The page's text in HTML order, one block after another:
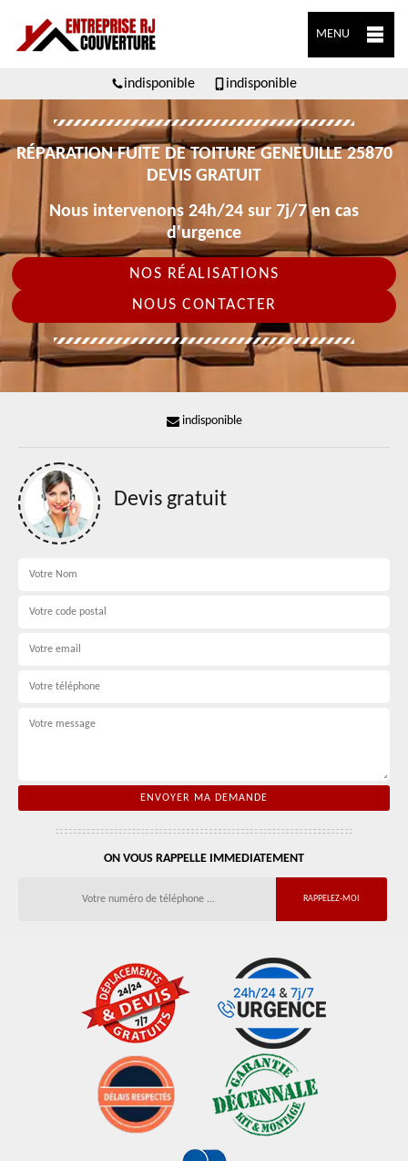
MENU
indisponible indisponible
RÉPARATION FUITE DE TOITURE GENEUILLE 25870
DEVIS GRATUIT
Nous intervenons 24h/24 sur 7j/7 en cas
d'urgence
NOS RÉALISATIONS
NOUS CONTACTER
indisponible
Devis gratuit
ON VOUS RAPPELLE IMMEDIATEMENT